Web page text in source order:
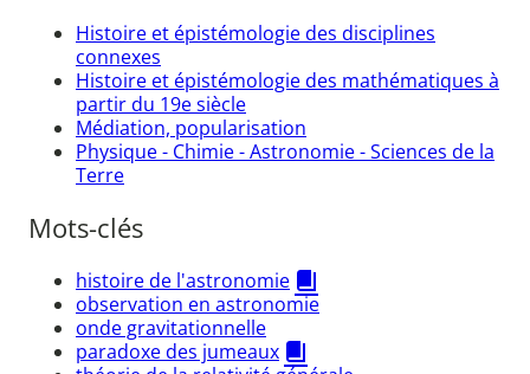
Histoire et épistémologie des disciplines
connexes
Histoire et épistémologie des mathématiques à
partir du 19e siècle
Médiation, popularisation
Physique - Chimie - Astronomie - Sciences de la
Terre
Mots-clés
histoire de l'astronomie
observation en astronomie
onde gravitationnelle
paradoxe des jumeaux